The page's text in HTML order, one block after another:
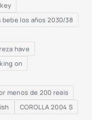
bebe los años 2030/38
have
on
menos de 200 reais
COROLLA 2004 S